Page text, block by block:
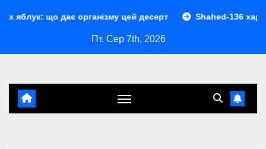
організму цей десерт Shahed-136 характеристики:
Пт. Сер 7th, 2026